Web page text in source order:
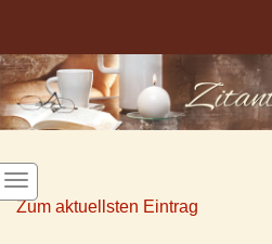
Zum aktuellsten Eintrag